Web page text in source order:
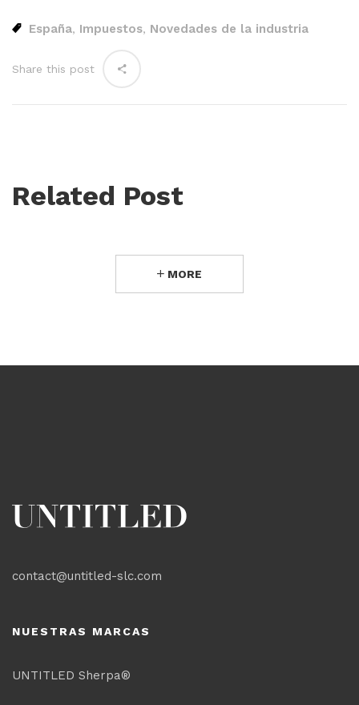
España, Impuestos, Novedades de la industria
Share this post
Related Post
MORE
contact@untitled-slc.com
NUESTRAS MARCAS
UNTITLED Sherpa®